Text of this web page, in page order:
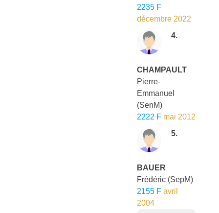
2235 F
décembre 2022
4.
CHAMPAULT
Pierre-
Emmanuel
(SenM)
2222 F mai 2012
5.
BAUER
Frédéric (SepM)
2155 F avril
2004